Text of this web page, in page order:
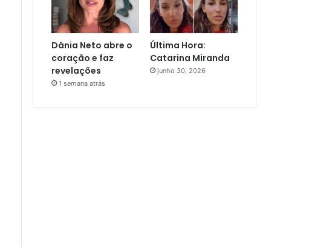
Dânia Neto abre o
coração e faz
revelações
1 semana atrás
Última Hora:
Catarina Miranda
junho 30, 2026